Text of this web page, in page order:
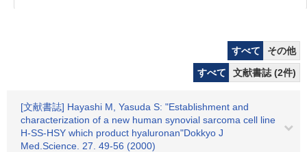
すべて
その他
すべて
文献書誌 (2件)
[文献書誌] Hayashi M, Yasuda S: "Establishment and
characterization of a new human synovial sarcoma cell line
H-SS-HSY which product hyaluronan"Dokkyo J
Med.Science. 27. 49-56 (2000)